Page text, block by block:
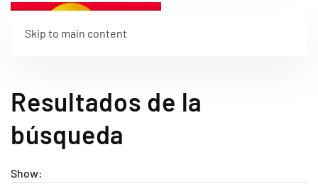
Skip to main content
Resultados de la
búsqueda
Show: